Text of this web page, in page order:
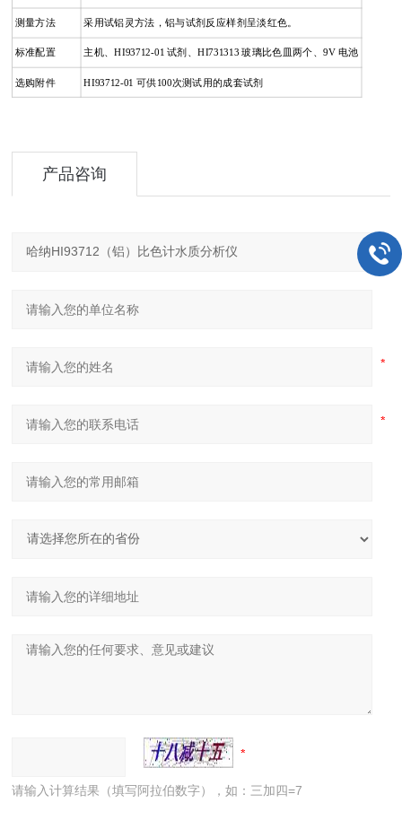
测量方法 采用试铝灵方法，铝与试剂反应样剂呈淡红色。
标准配置 主机、HI93712-01 试剂、HI731313 玻璃比色皿两个、9V 电池
选购附件 HI93712-01 可供100次测试用的成套试剂
产品咨询
请输入计算结果（填写阿拉伯数字），如：三加四=7